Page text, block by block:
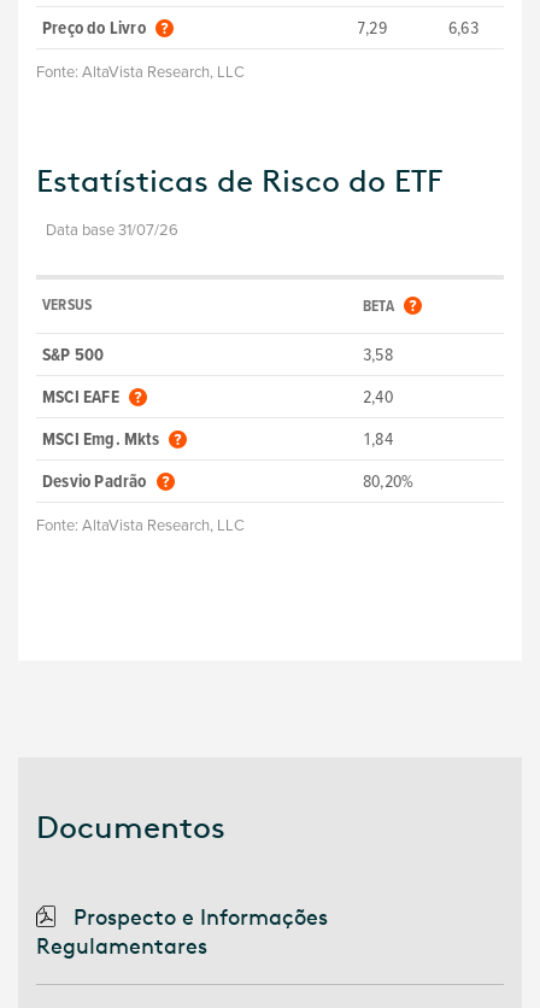
Preço do Livro
7,29 6,63
Fonte: AltaVista Research, LLC
Estatísticas de Risco do ETF
Data base 31/07/26
VERSUS BETA
S&P 500
3,58
MSCI EAFE
2,40
MSCI Emg. Mkts
1,84
Desvio Padrão
80,20%
Fonte: AltaVista Research, LLC
Documentos
Prospecto e Informações
Regulamentares